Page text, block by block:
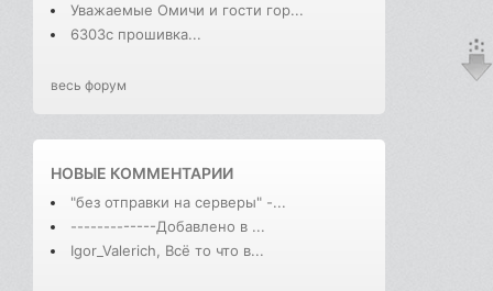
Уважаемые Омичи и гости гор...
6303с прошивка...
весь форум
НОВЫЕ КОММЕНТАРИИ
"без отправки на серверы" -...
-------------Добавлено в ...
Igor_Valerich, Всё то что в...